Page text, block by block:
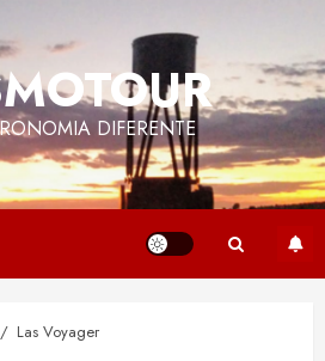
DIFERENTE
Las Voyager